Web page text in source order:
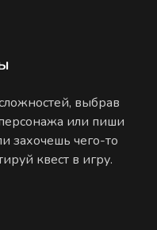
выбрав
или пиши
захочешь чего-то
квест в игру.